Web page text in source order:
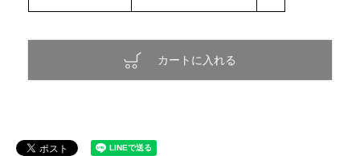
カートに入れる